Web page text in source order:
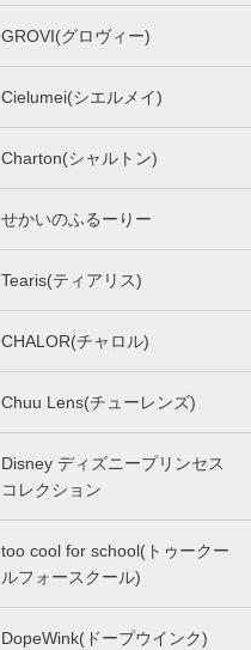
GROVI(グロヴィー)
Cielumei(シエルメイ)
Charton(シャルトン)
せかいのふるーりー
Tearis(ティアリス)
CHALOR(チャロル)
Chuu Lens(チューレンズ)
Disney ディズニープリンセス
コレクション
too cool for school(トゥークー
ルフォースクール)
DopeWink(ドープウインク)